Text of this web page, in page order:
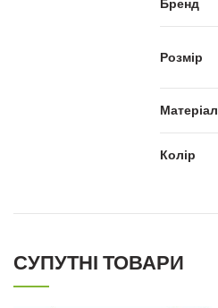
Бренд
Розмір
Матеріал
Колір
СУПУТНІ ТОВАРИ